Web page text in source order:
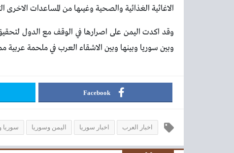
الاغاثية الغذائية والصحية وغيىها من المساعدات
وقد اكدت اليمن على اصرارها في الوقف مع الدول
وبين سوريا وبينها وبين الاشقاء العرب في ملحمة عربية
Facebook
اخبار العرب اخبار سوريا اليمن وسوريا سوريا